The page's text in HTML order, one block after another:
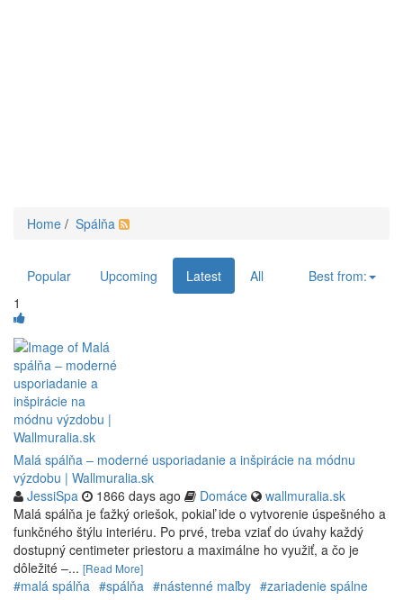
Home / Spálňa
Popular Upcoming Latest All
Best from:
1
Malá spálňa – moderné usporiadanie a inšpirácie na módnu
výzdobu | Wallmuralia.sk
JessiSpa
1866 days ago Domáce
wallmuralia.sk
Malá spálňa je ťažký oriešok, pokiaľ ide o vytvorenie úspešného a
funkčného štýlu interiéru. Po prvé, treba vziať do úvahy každý
dostupný centimeter priestoru a maximálne ho využiť, a čo je
dôležité –... [Read More]
#malá spálňa #spálňa #nástenné maľby #zariadenie spálne